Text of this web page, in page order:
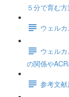
５分で育む
ウェル
ウェル
の関係や
参考文献